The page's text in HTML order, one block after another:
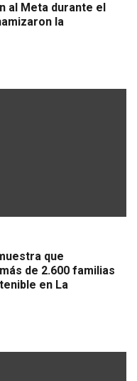
al Meta durante el
la
que
de 2.600 familias
en La